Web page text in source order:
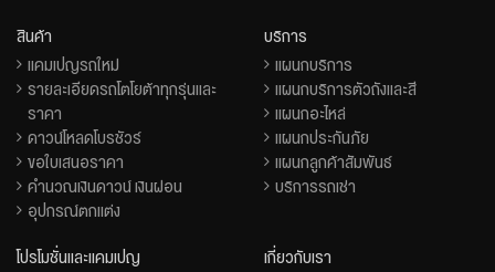
สินค้า
แคมเปญรถใหม่
รายละเอียดรถโตโยต้าทุกรุ่นและ
ราคา
ดาวน์โหลดโบรชัวร์
ขอใบเสนอราคา
คำนวณเงินดาวน์ เงินผ่อน
อุปกรณ์ตกแต่ง
บริการ
แผนกบริการ
แผนกบริการตัวถังและสี
แผนกอะไหล่
แผนกประกันภัย
แผนกลูกค้าสัมพันธ์
บริการรถเช่า
โปรโมชั่นและแคมเปญ
เกี่ยวกับเรา